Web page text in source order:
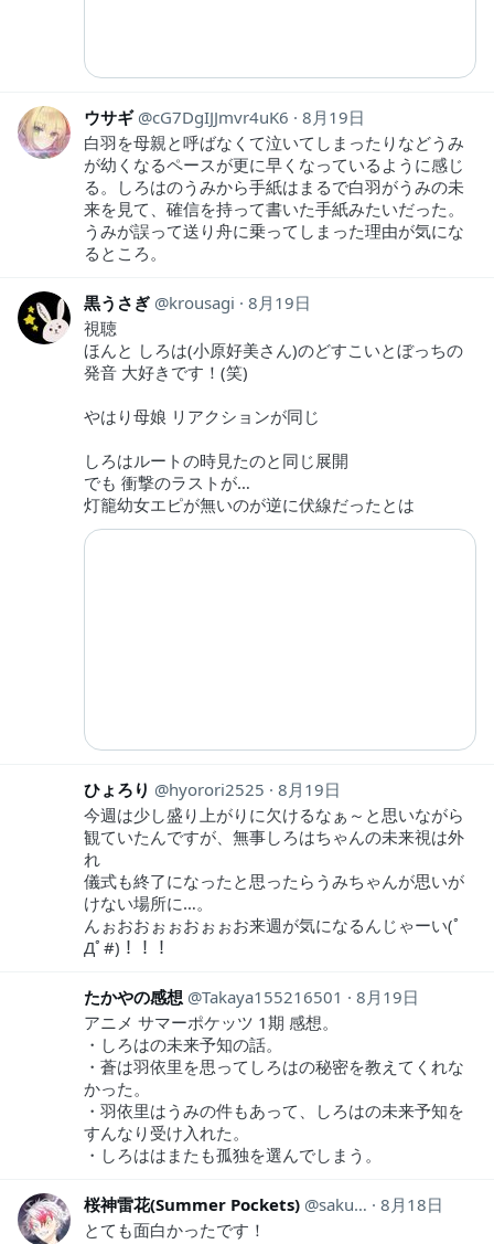
ウサギ cG7DgIJJmvr4uK6
8月19日
白羽を母親と呼ばなくて泣いてしまったりなどうみ
が幼くなるペースが更に早くなっているように感じ
る。しろはのうみから手紙はまるで白羽がうみの未
来を見て、確信を持って書いた手紙みたいだった。
うみが誤って送り舟に乗ってしまった理由が気にな
るところ。
黒うさぎ krousagi
8月19日
視聴
ほんと しろは(小原好美さん)のどすこいとぼっちの
発音 大好きです！(笑)
やはり母娘 リアクションが同じ
しろはルートの時見たのと同じ展開
でも 衝撃のラストが…
灯籠幼女エピが無いのが逆に伏線だったとは
ひょろり hyorori2525
8月19日
今週は少し盛り上がりに欠けるなぁ～と思いながら
観ていたんですが、無事しろはちゃんの未来視は外
れ
儀式も終了になったと思ったらうみちゃんが思いが
けない場所に…。
んぉおおぉぉおぉぉお来週が気になるんじゃーい(ﾟ
Дﾟ#)！！！
たかやの感想 Takaya155216501
8月19日
アニメ サマーポケッツ 1期 感想。
・しろはの未来予知の話。
・蒼は羽依里を思ってしろはの秘密を教えてくれな
かった。
・羽依里はうみの件もあって、しろはの未来予知を
すんなり受け入れた。
・しろははまたも孤独を選んでしまう。
桜神雷花(Summer Pockets) sakuragami15
8月18日
とても面白かったです！